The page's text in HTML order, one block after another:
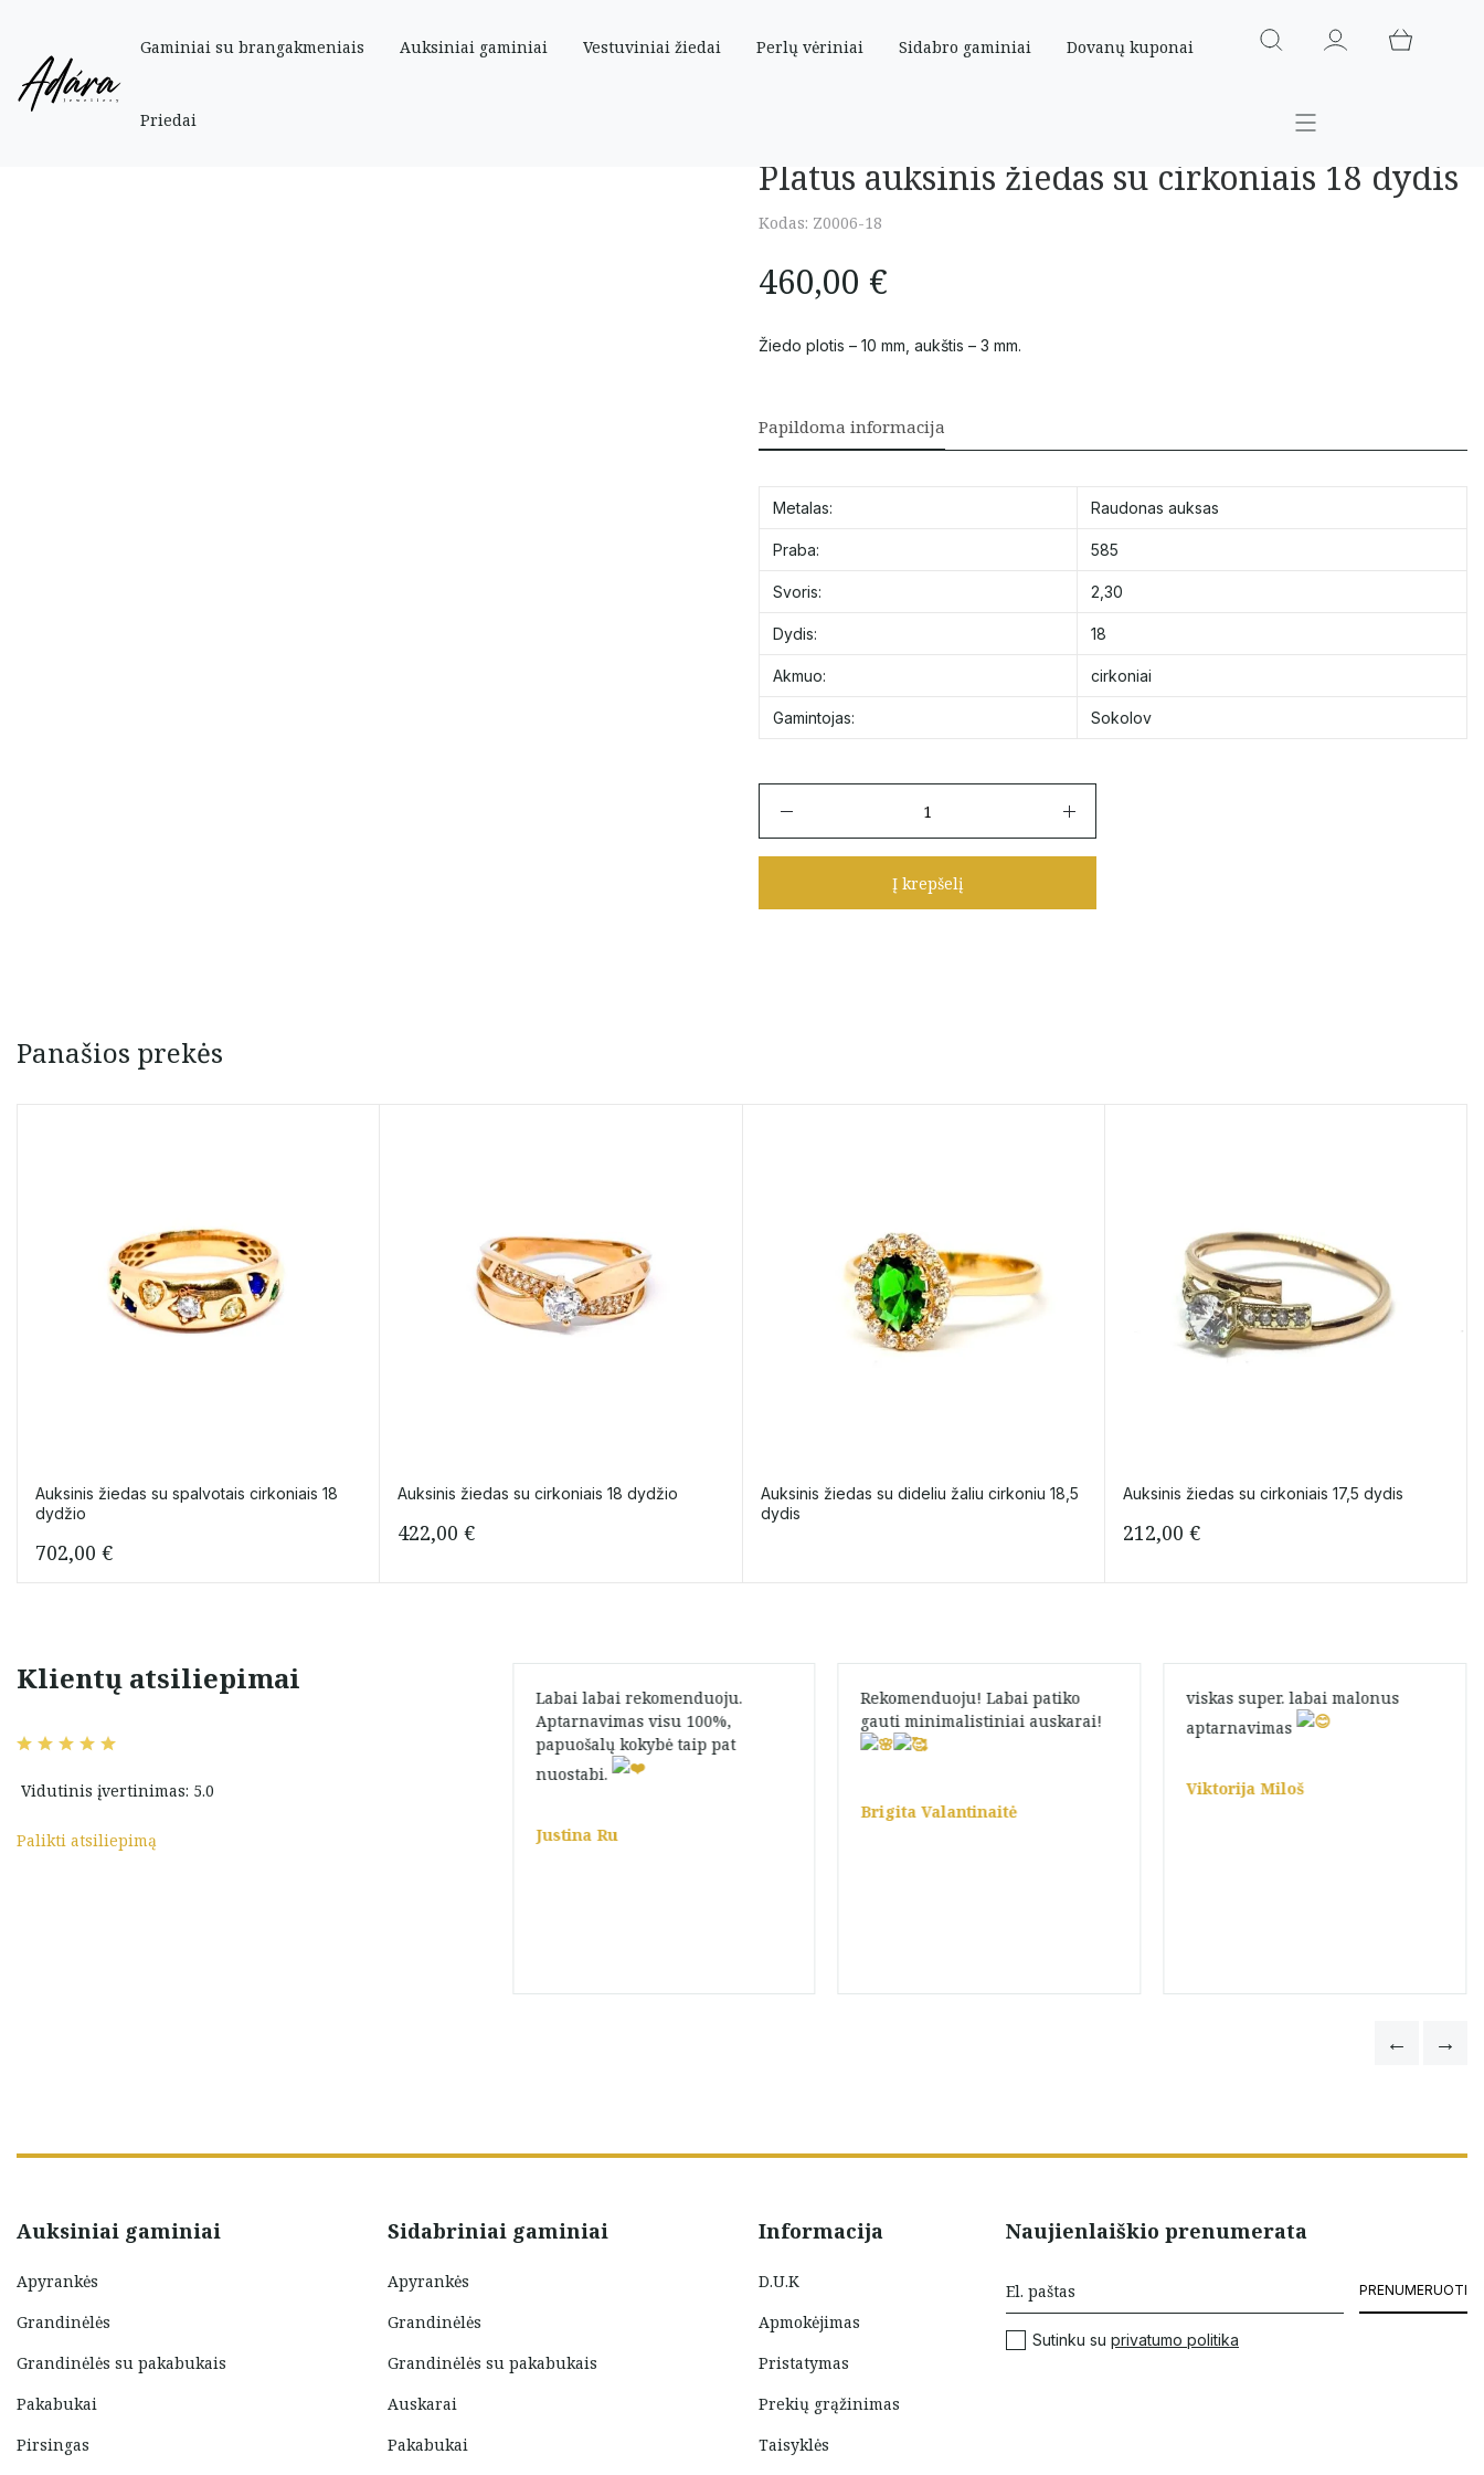
Gaminiai su brangakmeniais Auksiniai gaminiai Vestuviniai žiedai Perlų vėriniai Sidabro gaminiai Dovanų kuponai
Priedai
Pradinis Parduotuve » Auksiniai
Platus auksinis žiedas su cirkoniais 18 dydis
Kodas: Z0006-18
460,00 €
Žiedo plotis – 10 mm, aukštis – 3 mm.
Papildoma informacija
Metalas: Raudonas auksas
Praba: 585
Svoris: 2,30
Dydis: 18
Akmuo: cirkoniai
Gamintojas: Sokolov
Platus
su
Į krepšelį
Panašios prekės
Auksinis žiedas su spalvotais cirkoniais 18
dydžio
702,00 €
Auksinis žiedas su cirkoniais 18 dydžio
422,00€
Auksinis žiedas su dideliu žaliu cirkoniu 18,5
dydis
Auksinis žiedas su cirkoniais 17,5 dydis
212,00 €
Klientų atsiliepimai
Vidutinis įvertinimas: 5.0
Palikti atsiliepimą
aptarnavimas,
Labai džiaugiuosi atradęs šią
patenkintas tiek kokybe, tiek
Labai labai rekomenduoju.
Aptarnavimas visu 100%,
papuošalų kokybė taip pat
nuostabi.
Justina Ru
Rekomenduoju! Labai patiko
gauti minimalistiniai auskarai!
Brigita Valantinaitė
viskas super. labai malonus
aptarnavimas
Viktorija Miloš
Auksiniai gaminiai
Apyrankės
Grandinėlės
Grandinėlės su pakabukais
Pakabukai
Pirsingas
Sidabriniai gaminiai
Apyrankės
Grandinėlės
Grandinėlės su pakabukais
Auskarai
Pakabukai
Informacija
D.U.K
Apmokėjimas
Pristatymas
Prekių grąžinimas
Taisyklės
Naujienlaiškio prenumerata
PRENUMERUOTI
Sutinku su privatumo politika